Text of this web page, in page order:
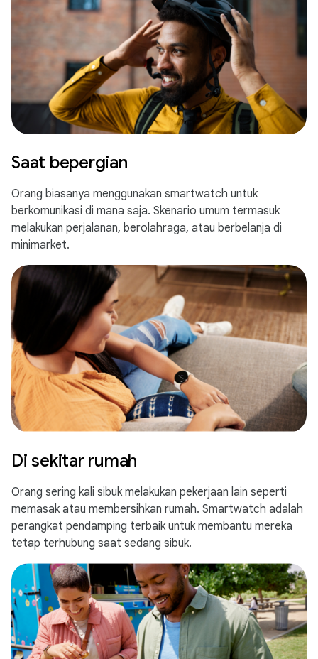
Saat bepergian
Orang biasanya menggunakan smartwatch untuk
berkomunikasi di mana saja. Skenario umum termasuk
melakukan perjalanan, berolahraga, atau berbelanja di
minimarket.
Di sekitar rumah
Orang sering kali sibuk melakukan pekerjaan lain seperti
memasak atau membersihkan rumah. Smartwatch adalah
perangkat pendamping terbaik untuk membantu mereka
tetap terhubung saat sedang sibuk.